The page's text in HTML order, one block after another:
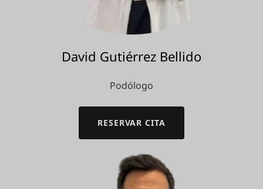
David Gutiérrez Bellido
Podólogo
RESERVAR CITA